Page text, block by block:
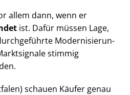
allem dann, wenn er
ist. Dafür müssen Lage,
Mo­der­ni­sie­run­
stimmig
schauen Käufer genau